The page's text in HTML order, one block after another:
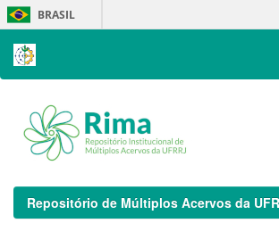
Skip
navigation
BRASIL
Repositório de Múltiplos Acervos da